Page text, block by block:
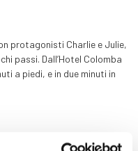
protagonisti Charlie e Julie,
passi. Dall’Hotel Colomba
a piedi, e in due minuti in
facilissimo raggiungere il